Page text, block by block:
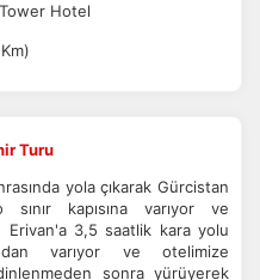
AKTIF
temel site işlevleri için
site düzgün çalışmaz ve
Hotel
Turu
yola çıkarak Gürcistan
kapısına varıyor ve
Erivan'a 3,5 saatlik kara yolu
varıyor ve otelimize
sonra yürüyerek